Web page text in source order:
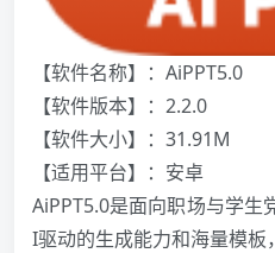
【软件名称】：AiPPT5.0
【软件版本】：2.2.0
️【软件大小】：31.91M
【适用平台】：安卓
AiPPT5.0是面向职场与学生
I驱动的生成能力和海量模板